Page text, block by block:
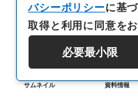
サムネイル 資料情報
バシーポリシーに基
取得と利用に同意を
必要最小限